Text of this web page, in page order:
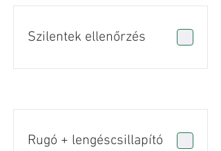
Szilentek ellenőrzés
Rugó + lengéscsillapító